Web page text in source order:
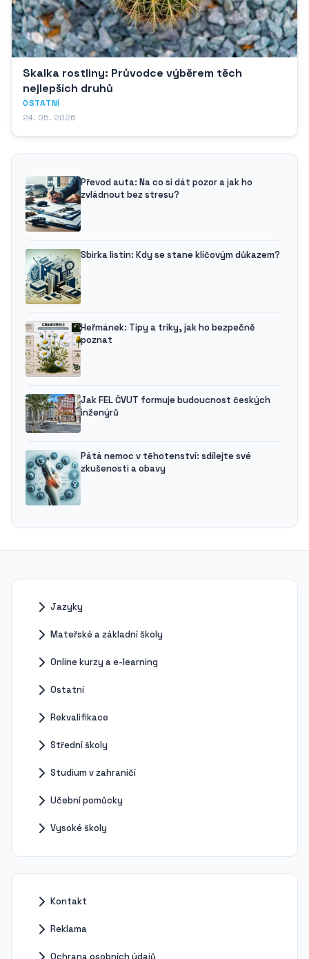
Skalka rostliny: Průvodce výběrem těch
nejlepších druhů
OSTATNÍ
24. 05. 2026
Převod auta: Na co si dát pozor a jak ho
zvládnout bez stresu?
Sbirka listin: Kdy se stane klíčovým důkazem?
Heřmánek: Tipy a triky, jak ho bezpečně
poznat
Jak FEL ČVUT formuje budoucnost českých
inženýrů
Pátá nemoc v těhotenství: sdílejte své
zkušenosti a obavy
Jazyky
Mateřské a základní školy
Online kurzy a e-learning
Ostatní
Rekvalifikace
Střední školy
Studium v zahraničí
Učební pomůcky
Vysoké školy
Kontakt
Reklama